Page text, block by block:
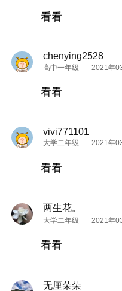
测评感受：
测评感受：
看看
chenying2528
高中一年级 2021年
看看
vivi771101
大学二年级 2021年
看看
两生花。
大学二年级 2021年
看看
无厘朵朵